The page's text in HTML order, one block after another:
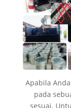
Apabila
pada
sesuai.